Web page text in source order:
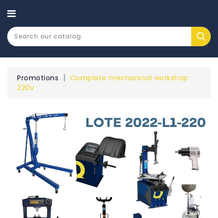
CATEGORY
Promotions
Complete mechanical workshop
220v